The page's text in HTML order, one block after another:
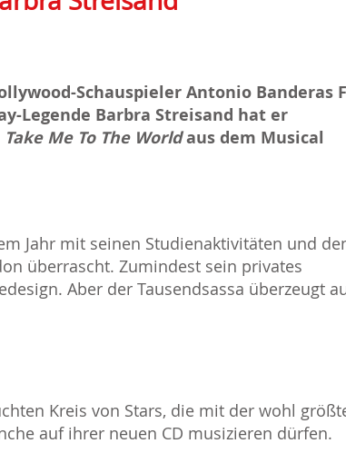
Schauspieler Antonio Banderas
Legende Barbra Streisand hat er
Take Me To The Worldaus dem Musical
Jahr mit seinen Studienaktivitäten und
überrascht. Zumindest sein privates
Aber der Tausendsassa überzeugt
Kreis von Stars, die mit der wohl
auf ihrer neuen CD musizieren dürfen.